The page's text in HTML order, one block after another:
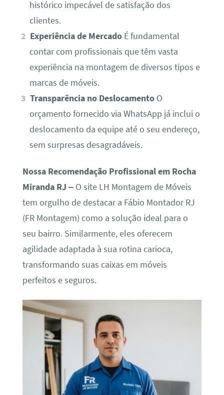
histórico impecável de satisfação dos
clientes.
Experiência de Mercado É fundamental
contar com profissionais que têm vasta
experiência na montagem de diversos tipos e
marcas de móveis.
Transparência no Deslocamento O
orçamento fornecido via WhatsApp já inclui o
deslocamento da equipe até o seu endereço,
sem surpresas desagradáveis.
Nossa Recomendação Profissional em Rocha
Miranda RJ –O site LH Montagem de Móveis
tem orgulho de destacar a Fábio Montador RJ
(FR Montagem) como a solução ideal para o
seu bairro. Similarmente, eles oferecem
agilidade adaptada à sua rotina carioca,
transformando suas caixas em móveis
perfeitos e seguros.